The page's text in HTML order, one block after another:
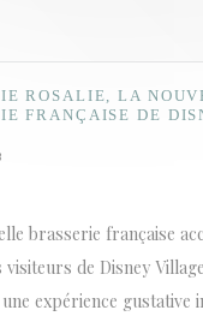
ROSALIE, LA
FRANÇAISE DE
brasserie française
visiteurs de Disney
expérience gustative